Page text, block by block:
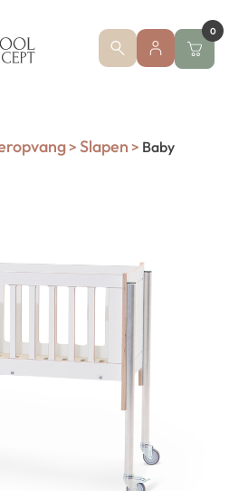
0
> Slapen > Baby